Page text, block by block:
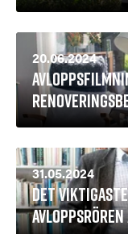
20.06.2024
Det
31.05.2024